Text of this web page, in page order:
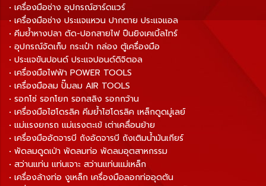
• เครื่องมือช่าง อุปกรณ์ฮาร์ดแวร์
• เครื่องมือช่าง ประแจแหวน ปากตาย ประแจแอล
• คีมย้ำหางปลา ตัด-ปอกสายไฟ ปืนยิงเคเบิ้ลไทร์
• อุปกรณ์จัดเก็บ กระเป๋า กล่อง ตู้เครื่องมือ
• ประแจขันปอนด์ ประแจปอนด์ดิจิตอล
• เครื่องมือไฟฟ้า POWER TOOLS
• เครื่องมือลม ปั๊มลม AIR TOOLS
• รอกโซ่ รอกโยก รอกสลิง รอกกว้าน
• เครื่องมือไฮโดรลิค คีมย้ำไฮโดรลิค เหล็กดูดมู่เลย์
• แม่แรงยกรถ แม่แรงตะเข้ เต่าเคลื่อนย้าย
• เครื่องมืออัดจารบี ถังอัดจารบี ถังเติมน้ำมันเกียร์
• พัดลมดูดเป่า พัดลมท่อ พัดลมอุตสาหกรรม
• สว่านแท่น แท่นเจาะ สว่านแท่นแม่เหล็ก
• เครื่องล้างท่อ งูเหล็ก เครื่องมือลอกท่ออุดตัน